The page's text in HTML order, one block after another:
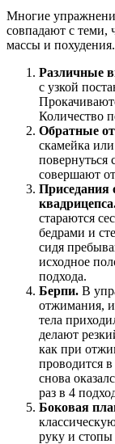
Многие
совпадают с теми,
массы и
Различные
с узкой
Количество
Обратные
скамейка
совершают
Приседания
стараются
бедрами и
сидя
исходное
подхода.
Берпи. В
отжимания,
тела
делают
как при
проводится
снова
раз в 4
Боковая
руку и